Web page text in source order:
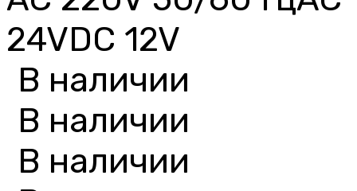
24VDC 12V
В наличии
В наличии
В наличии